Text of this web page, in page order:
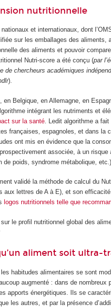
nutritionnelle
et internationaux, dont
sur les emballages des aliments,
des aliments et pouvoir
Nutri-score a été conçu (par
de chercheurs académiques
).
en Belgique, en Allemagne, en
intégrant les nutriments et
sur la santé . Ledit algorithme a
françaises, espagnoles, et dans la
ont mis en évidence que la
associée, à un
de poids, syndrome métabolique,
validé la méthode de calcul du
aux lettres de A à E), et son
logos nutritionnels telle que
le profil nutritionnel global des
aliment soit ultra-
habitudes alimentaires se sont
augmenté : dans de
apports énergétiques. Ils se
les autres, et par la présence